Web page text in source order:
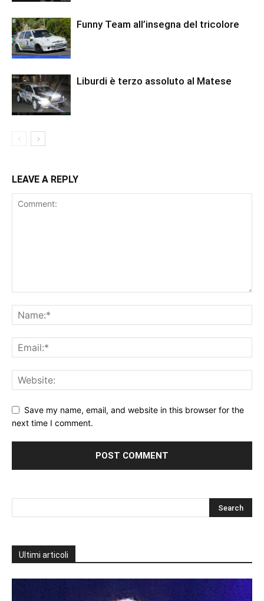
Funny Team all’insegna del tricolore
Liburdi è terzo assoluto al Matese
LEAVE A REPLY
Save my name, email, and website in this browser for the
next time I comment.
Ultimi articoli